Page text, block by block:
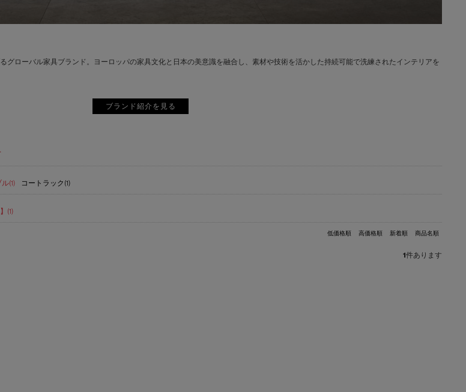
るグローバル家具ブランド。ヨーロッパの家具文化と日本の美意識を融合し、素材や技術を活かした持続可能で洗練されたインテリアを
ブランド紹介を見る
(1) コートラック(1)
(1)
低価格順 高価格順 新着順 商品名順
1件あります